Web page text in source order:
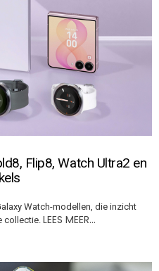
Flip8, Watch Ultra2 en
Watch-modellen, die inzicht
collectie. LEES MEER…